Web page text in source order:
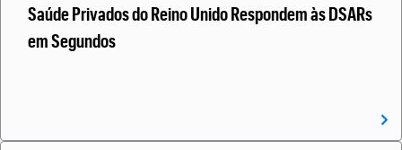
Saúde Privados do Reino Unido Respondem às DSARs
em Segundos